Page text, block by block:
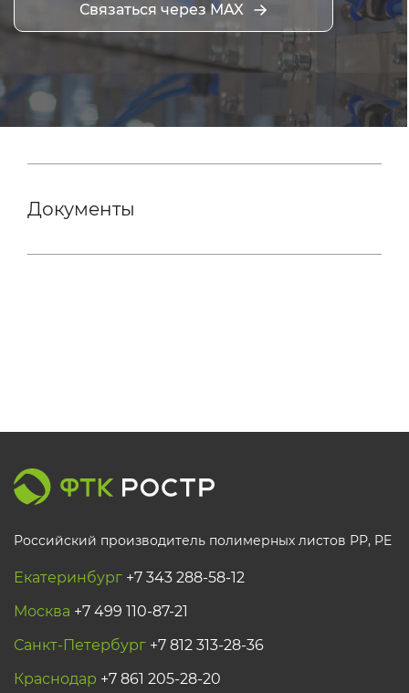
Связаться через MAX
Документы
Российский производитель полимерных листов РР, PE
Екатеринбург +7 343 288-58-12
Москва +7 499 110-87-21
Санкт-Петербург +7 812 313-28-36
Краснодар +7 861 205-28-20